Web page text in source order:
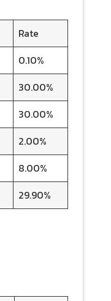
Rate
0.10%
30.00%
30.00%
2.00%
8.00%
29.90%